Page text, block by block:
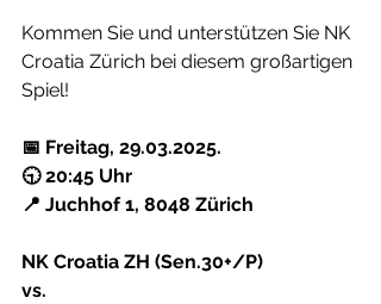
Kommen Sie und unterstützen Sie NK
Croatia Zürich bei diesem großartigen
Spiel!
📅 Freitag, 29.03.2025.
🕤 20:45 Uhr
📍 Juchhof 1, 8048 Zürich
NK Croatia ZH (Sen.30+/P)
vs.